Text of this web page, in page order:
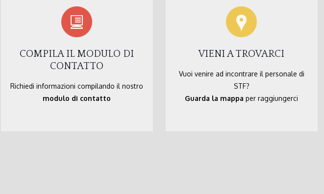
COMPILA IL MODULO DI
CONTATTO
Richiedi informazioni compilando il nostro
modulo di contatto
VIENI A TROVARCI
Vuoi venire ad incontrare il personale di
STF?
Guarda la mappa per raggiungerci